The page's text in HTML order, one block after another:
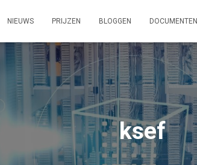
NIEUWS PRIJZEN BLOGGEN DOCUMENTEN
ksef